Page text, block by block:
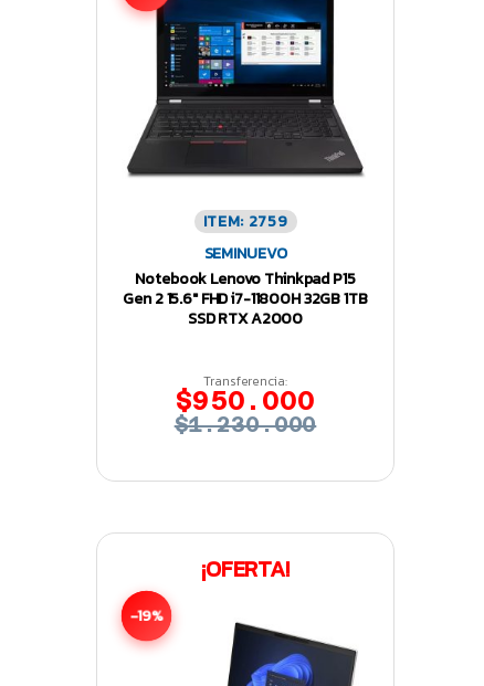
ITEM: 2759
SEMINUEVO
Notebook Lenovo Thinkpad P15
Gen 2 15.6″ FHD i7-11800H 32GB 1TB
SSD RTX A2000
Transferencia:
$950.000
$1.230.000
¡OFERTA!
-19%